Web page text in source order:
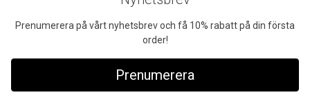
Prenumerera på vårt nyhetsbrev och få 10% rabatt på din första
order!
Prenumerera